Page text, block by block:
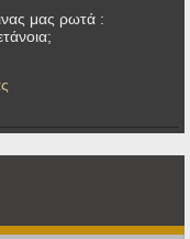
μας ρωτά :